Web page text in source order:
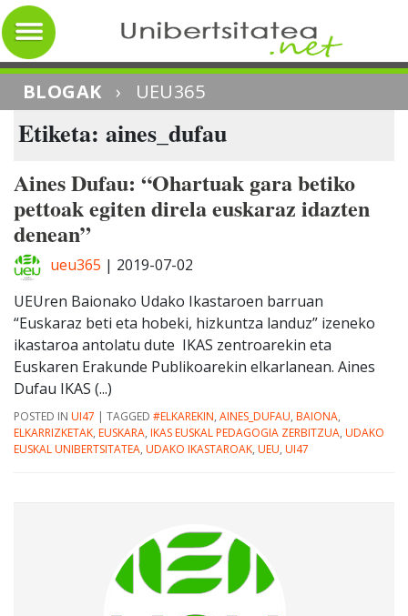
BLOGAK › UEU365
Etiketa: aines_dufau
Aines Dufau: “Ohartuak gara betiko
pettoak egiten direla euskaraz idazten
denean”
ueu365 | 2019-07-02
UEUren Baionako Udako Ikastaroen barruan
“Euskaraz beti eta hobeki, hizkuntza landuz” izeneko
ikastaroa antolatu dute IKAS zentroarekin eta
Euskaren Erakunde Publikoarekin elkarlanean. Aines
Dufau IKAS (...)
POSTED IN UI47 | TAGGED #ELKAREKIN, AINES_DUFAU, BAIONA,
ELKARRIZKETAK, EUSKARA, IKAS EUSKAL PEDAGOGIA ZERBITZUA, UDAKO
EUSKAL UNIBERTSITATEA, UDAKO IKASTAROAK, UEU, UI47